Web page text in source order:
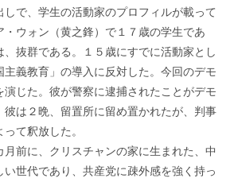
で、学生の活動家のプロフィルが載って
・ウォン（黄之鋒）で１７歳の学生であ
、抜群である。１５歳にすでに活動家とし
主義教育」の導入に反対した。今回のデモ
演じた。彼が警察に逮捕されたことがデモ
は２晩、留置所に留め置かれたが、判事
て釈放した。
前に、クリスチャンの家に生まれた、中
世代であり、共産党に疎外感を強く持っ